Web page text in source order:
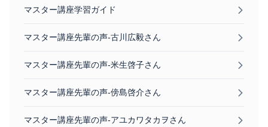
マスター講座学習ガイド
マスター講座先輩の声-古川広毅さん
マスター講座先輩の声-米生啓子さん
マスター講座先輩の声-傍島啓介さん
マスター講座先輩の声-アユカワタカヲさん